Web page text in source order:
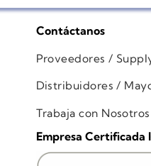
Contáctanos
Proveedores /
Distribuidores /
Trabaja con Nosotros
Empresa Certificada